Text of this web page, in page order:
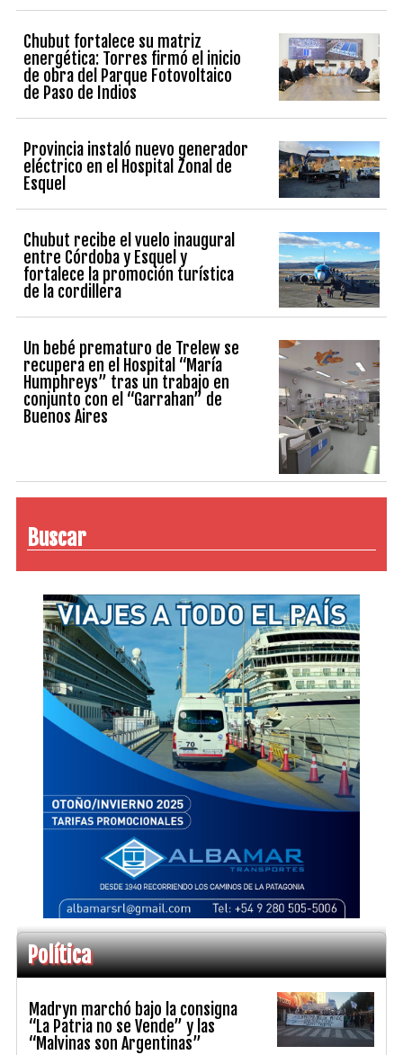
Chubut fortalece su matriz
energética: Torres firmó el inicio
de obra del Parque Fotovoltaico
de Paso de Indios
Provincia instaló nuevo generador
eléctrico en el Hospital Zonal de
Esquel
Chubut recibe el vuelo inaugural
entre Córdoba y Esquel y
fortalece la promoción turística
de la cordillera
Un bebé prematuro de Trelew se
recupera en el Hospital “María
Humphreys” tras un trabajo en
conjunto con el “Garrahan” de
Buenos Aires
Buscar
Política
Madryn marchó bajo la consigna
“La Patria no se Vende” y las
“Malvinas son Argentinas”